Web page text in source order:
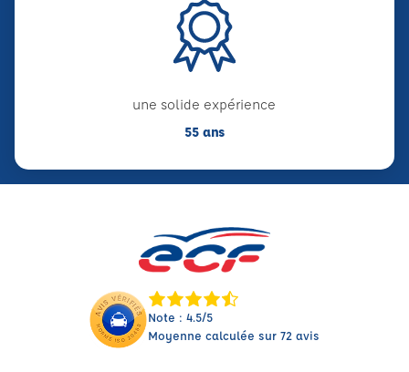
une solide expérience
55 ans
Note : 4.5/5
Moyenne calculée sur 72 avis